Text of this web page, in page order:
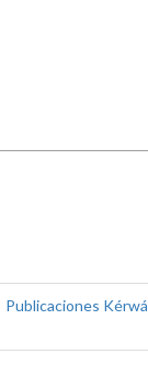
Publicaciones Kérwá